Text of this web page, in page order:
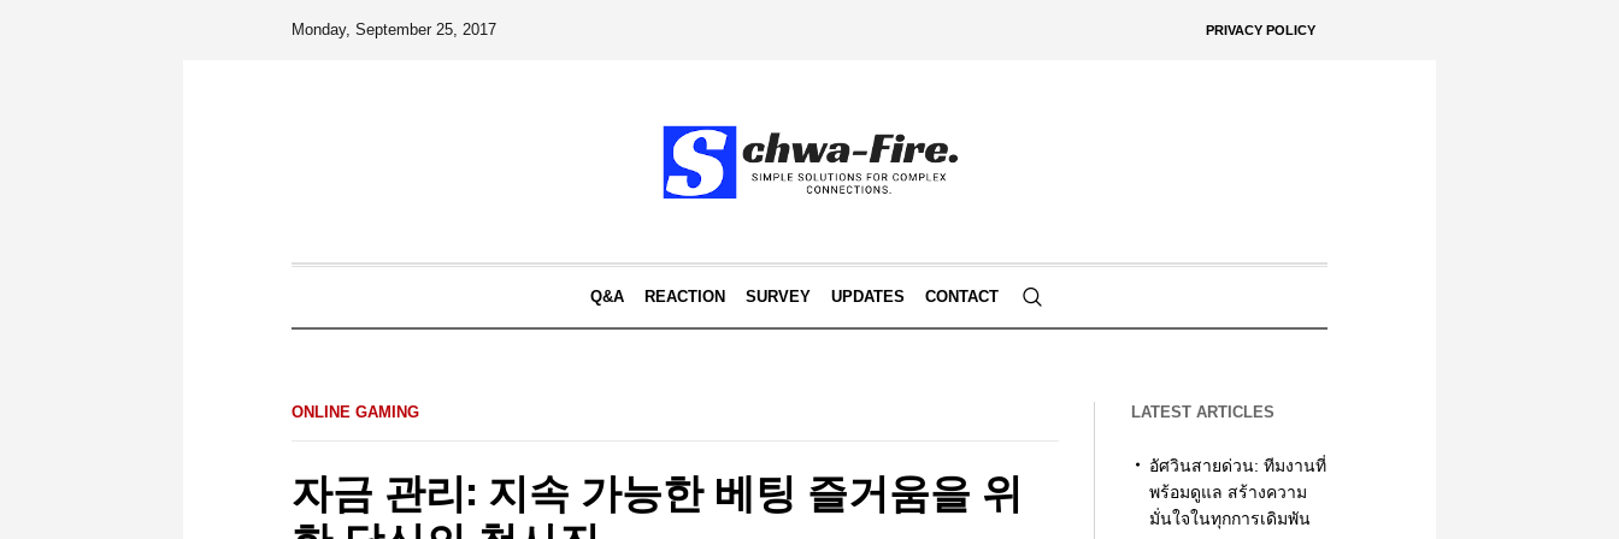
PRIVACY POLICY
Monday, September 25, 2017
Q&A REACTION SURVEY UPDATES CONTACT
ONLINE GAMING
자금 관리: 지속 가능한 베팅 즐거움을 위
LATEST ARTICLES
อัศวินสายด่วน: ทีมงานที่
พร้อมดูแล สร้างความ
มั่นใจในทุกการเดิมพัน